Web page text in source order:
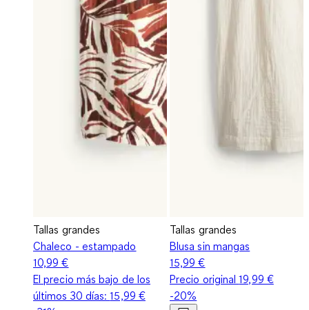
Tallas grandes
Chaleco - estampado
10,99 €
El precio más bajo de los
últimos 30 días:15,99 €
Tallas grandes
Blusa sin mangas
15,99 €
Precio original19,99 €
-20%